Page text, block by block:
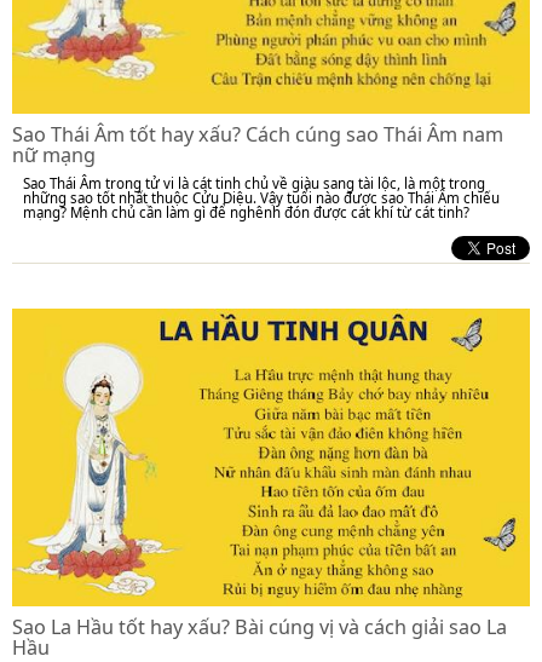
Sao Thái Âm tốt hay xấu? Cách cúng sao Thái Âm nam
nữ mạng
Sao Thái Âm trong tử vi là cát tinh chủ về giàu sang tài lộc, là một trong
những sao tốt nhất thuộc Cửu Diệu. Vậy tuổi nào được sao Thái Âm chiếu
mạng? Mệnh chủ cần làm gì để nghênh đón được cát khí từ cát tinh?
Sao La Hầu tốt hay xấu? Bài cúng vị và cách giải sao La
Hầu